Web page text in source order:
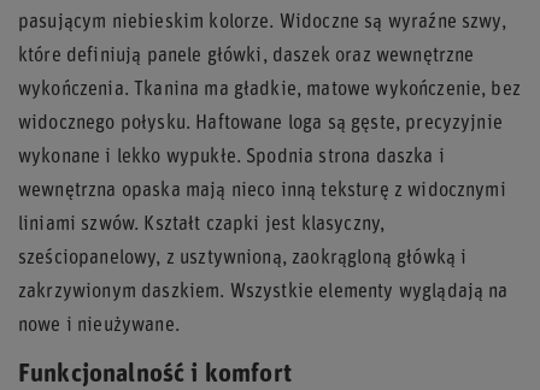
pasującym niebieskim kolorze. Widoczne są wyraźne szwy,
które definiują panele główki, daszek oraz wewnętrzne
wykończenia. Tkanina ma gładkie, matowe wykończenie, bez
widocznego połysku. Haftowane loga są gęste, precyzyjnie
wykonane i lekko wypukłe. Spodnia strona daszka i
wewnętrzna opaska mają nieco inną teksturę z widocznymi
liniami szwów. Kształt czapki jest klasyczny,
sześciopanelowy, z usztywnioną, zaokrągloną główką i
zakrzywionym daszkiem. Wszystkie elementy wyglądają na
nowe i nieużywane.
Funkcjonalność i komfort